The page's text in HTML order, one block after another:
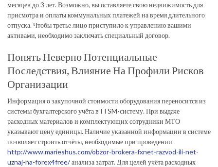
месяцев до 3 лет. Возможно, вы оставляете свою недвижимость для
присмотра и оплаты коммунальных платежей на время длительного
отпуска. Чтобы третье лицо приступило к управлению вашими
активами, необходимо заключать специальный договор.
Понять Неверно Потенциальные
Последствия, Влияние На Профили Рисков
Организации
Информация о закупочной стоимости оборудования переносится из
системы бухгалтерского учёта в ITSM-систему. При выдаче
расходных материалов и комплектующих сотрудники МТО
указывают цену единицы. Наличие указанной информации в системе
позволяет строить отчёты, необходимые при проведении
http://www.marieshus.com/obzor-brokera-fxnet-razvod-ili-net-
uznaj-na-forex4free/анализа затрат. Для целей учёта расходных